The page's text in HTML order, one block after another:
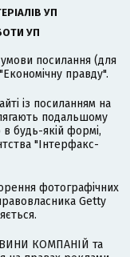
УП
УП
посилання (для
правду".
із посиланням на
подальшому
будь-якій формі,
"Інтерфакс-
фотографічних
Getty
КОМПАНІЙ та